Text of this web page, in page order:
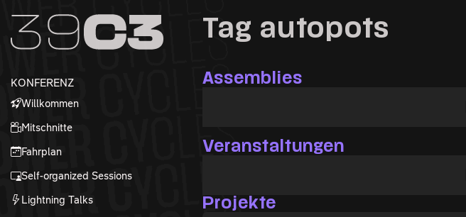
Zum Inhalt
Zum Footer
KONFERENZ
Willkommen
Mitschnitte
Fahrplan
Self-organized Sessions
Lightning Talks
Tag autopots
Assemblies
Veranstaltungen
Projekte